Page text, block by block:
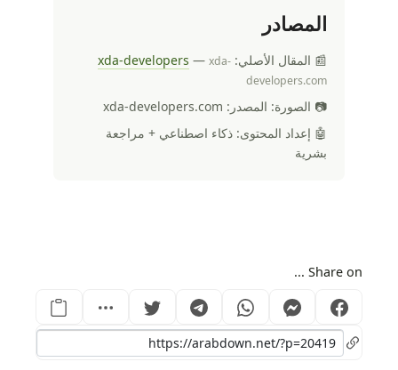
المصادر
📰 المقال الأصلي: xda-developers — xda-
developers.com
📷 الصورة: المصدر: xda-developers.com
🤖 إعداد المحتوى: ذكاء اصطناعي + مراجعة
بشرية
Share on ...